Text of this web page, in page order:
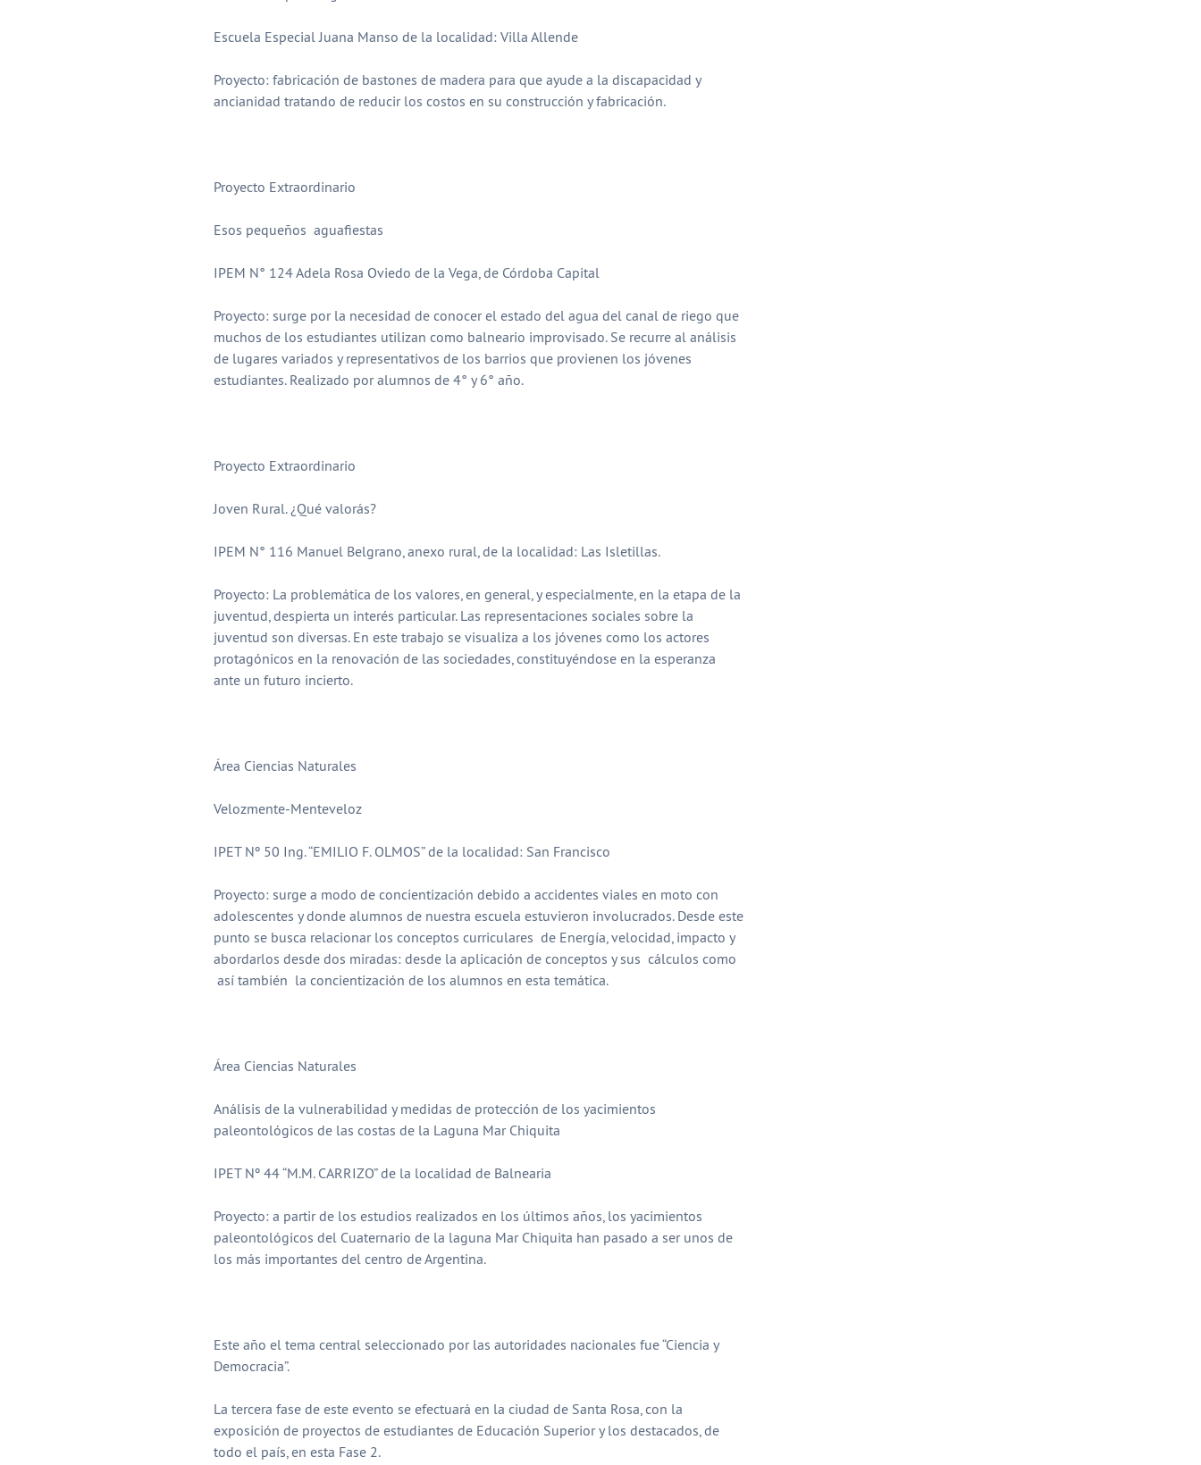
Escuela Especial Juana Manso de la localidad: Villa Allende
Proyecto: fabricación de bastones de madera para que ayude a la discapacidad y
ancianidad tratando de reducir los costos en su construcción y fabricación.
Proyecto Extraordinario
Esos pequeños aguafiestas
IPEM N° 124 Adela Rosa Oviedo de la Vega, de Córdoba Capital
Proyecto: surge por la necesidad de conocer el estado del agua del canal de riego que
muchos de los estudiantes utilizan como balneario improvisado. Se recurre al análisis
de lugares variados y representativos de los barrios que provienen los jóvenes
estudiantes. Realizado por alumnos de 4° y 6° año.
Proyecto Extraordinario
Joven Rural. ¿Qué valorás?
IPEM N° 116 Manuel Belgrano, anexo rural, de la localidad: Las Isletillas.
Proyecto: La problemática de los valores, en general, y especialmente, en la etapa de la
juventud, despierta un interés particular. Las representaciones sociales sobre la
juventud son diversas. En este trabajo se visualiza a los jóvenes como los actores
protagónicos en la renovación de las sociedades, constituyéndose en la esperanza
ante un futuro incierto.
Área Ciencias Naturales
Velozmente-Menteveloz
IPET Nº 50 Ing. “EMILIO F. OLMOS” de la localidad: San Francisco
Proyecto: surge a modo de concientización debido a accidentes viales en moto con
adolescentes y donde alumnos de nuestra escuela estuvieron involucrados. Desde este
punto se busca relacionar los conceptos curriculares de Energía, velocidad, impacto y
abordarlos desde dos miradas: desde la aplicación de conceptos y sus cálculos como
así también la concientización de los alumnos en esta temática.
Área Ciencias Naturales
Análisis de la vulnerabilidad y medidas de protección de los yacimientos
paleontológicos de las costas de la Laguna Mar Chiquita
IPET Nº 44 “M.M. CARRIZO” de la localidad de Balnearia
Proyecto: a partir de los estudios realizados en los últimos años, los yacimientos
paleontológicos del Cuaternario de la laguna Mar Chiquita han pasado a ser unos de
los más importantes del centro de Argentina.
Este año el tema central seleccionado por las autoridades nacionales fue “Ciencia y
Democracia”.
La tercera fase de este evento se efectuará en la ciudad de Santa Rosa, con la
exposición de proyectos de estudiantes de Educación Superior y los destacados, de
todo el país, en esta Fase 2.